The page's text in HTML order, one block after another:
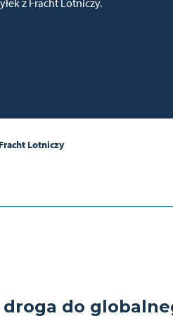
Lotniczy
droga do